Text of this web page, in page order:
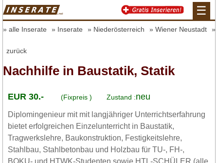
☰
alle Inserate Inserate Niederösterreich Wiener Neustadt
zurück
Nachhilfe in Baustatik, Statik
EUR 30.- (Fixpreis ) Zustand :neu
Diplomingenieur mit mit langjähriger Unterrichtserfahrung
bietet erfolgreichen Einzelunterricht in Baustatik,
Tragwerkslehre, Baukonstruktion, Festigkeitslehre,
Stahlbau, Stahlbetonbau und Holzbau für TU-, FH-,
BOKU- und HTWK-Studenten sowie HTL-SCHÜLER (alle